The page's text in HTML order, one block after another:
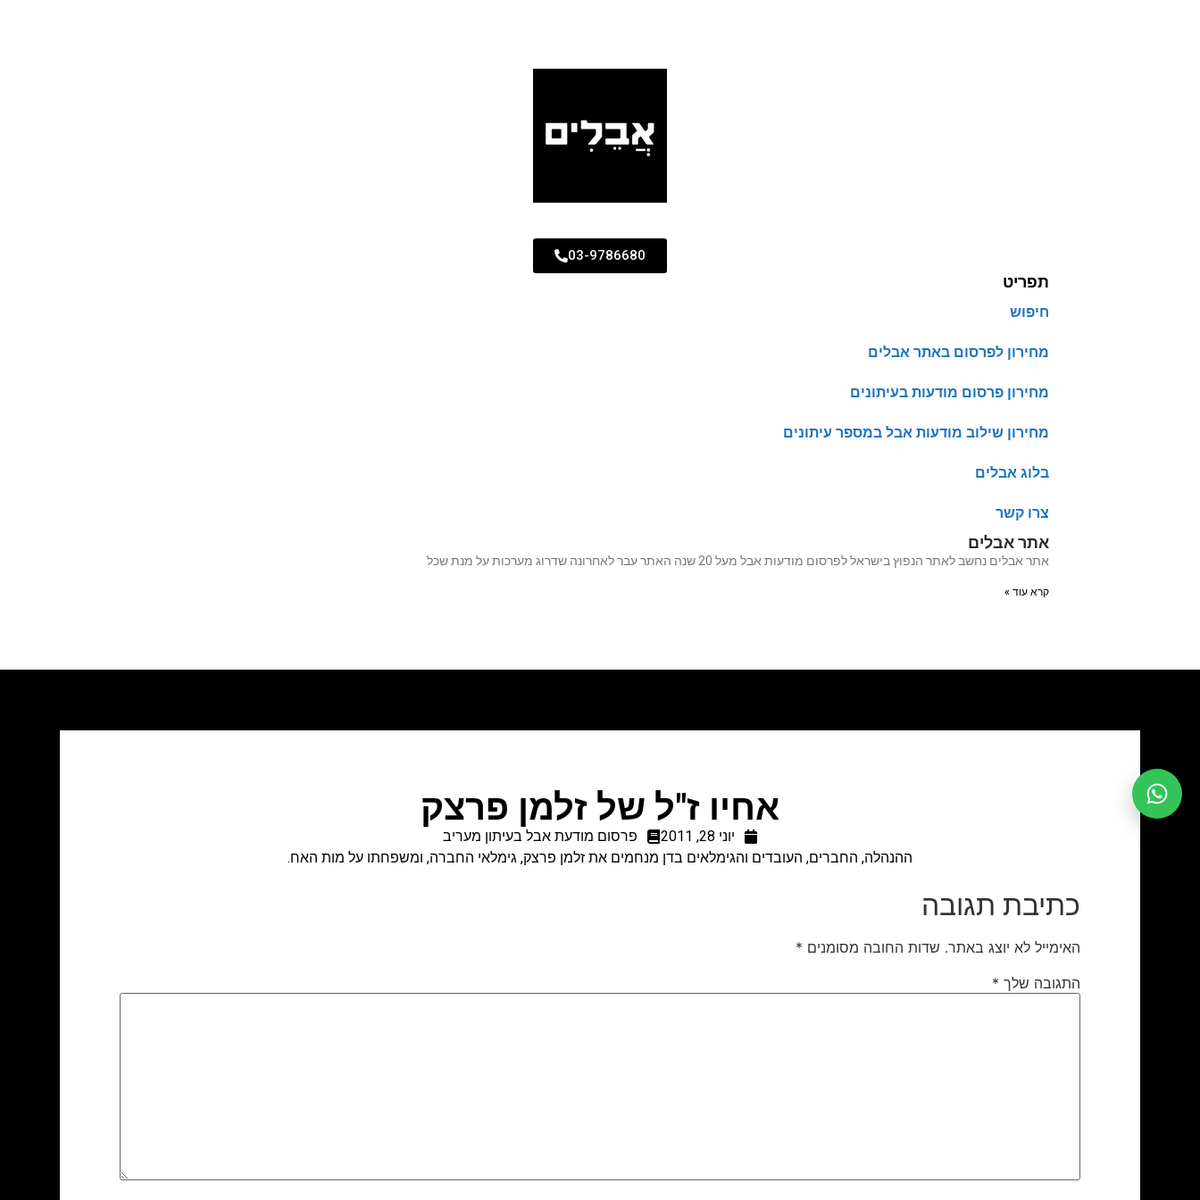
03-9786680
תפריט
חיפוש
מחירון לפרסום באתר אבלים
מחירון פרסום מודעות בעיתונים
מחירון שילוב מודעות אבל במספר עיתונים
בלוג אבלים
צרו קשר
אתר אבלים
אתר אבלים נחשב לאתר הנפוץ בישראל לפרסום מודעות אבל מעל 20 שנה האתר עבר לאחרונה שדרוג מערכות על מנת שכל
קרא עוד »
אחיו ז"ל של זלמן פרצק
יוני 28, 2011
פרסום מודעת אבל בעיתון מעריב
ההנהלה, החברים, העובדים והגימלאים בדן מנחמים את זלמן פרצק, גימלאי החברה, ומשפחתו על מות האח.
כתיבת תגובה
האימייל לא יוצג באתר. שדות החובה מסומנים *
התגובה שלך *